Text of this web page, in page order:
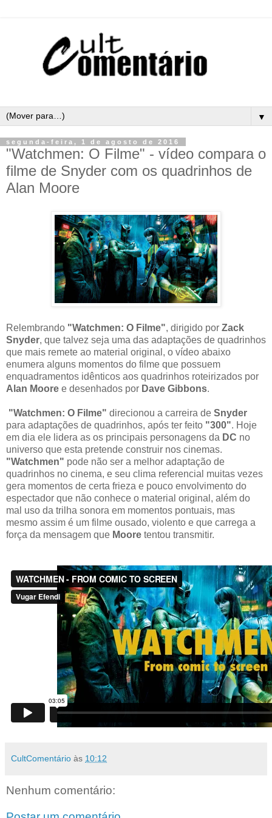
▼
segunda-feira, 1 de agosto de 2016
"Watchmen: O Filme" - vídeo compara o
filme de Snyder com os quadrinhos de
Alan Moore
Relembrando "Watchmen: O Filme", dirigido por Zack
Snyder, que talvez seja uma das adaptações de quadrinhos
que mais remete ao material original, o vídeo abaixo
enumera alguns momentos do filme que possuem
enquadramentos idênticos aos quadrinhos roteirizados por
Alan Moore e desenhados por Dave Gibbons.
"Watchmen: O Filme" direcionou a carreira de Snyder
para adaptações de quadrinhos, após ter feito "300". Hoje
em dia ele lidera as os principais personagens da DC no
universo que esta pretende construir nos cinemas.
"Watchmen" pode não ser a melhor adaptação de
quadrinhos no cinema, e seu clima referencial muitas vezes
gera momentos de certa frieza e pouco envolvimento do
espectador que não conhece o material original, além do
mal uso da trilha sonora em momentos pontuais, mas
mesmo assim é um filme ousado, violento e que carrega a
força da mensagem que Moore tentou transmitir.
CultComentário às 10:12
Nenhum comentário: